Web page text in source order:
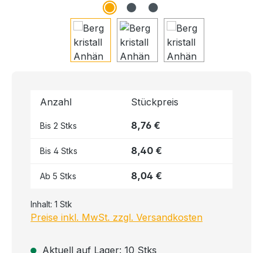
Anzahl Stückpreis
Bis 2 Stks 8,76 €
Bis 4 Stks 8,40 €
Ab 5 Stks 8,04 €
Inhalt: 1 Stk
Preise inkl. MwSt. zzgl. Versandkosten
Aktuell auf Lager: 10 Stks